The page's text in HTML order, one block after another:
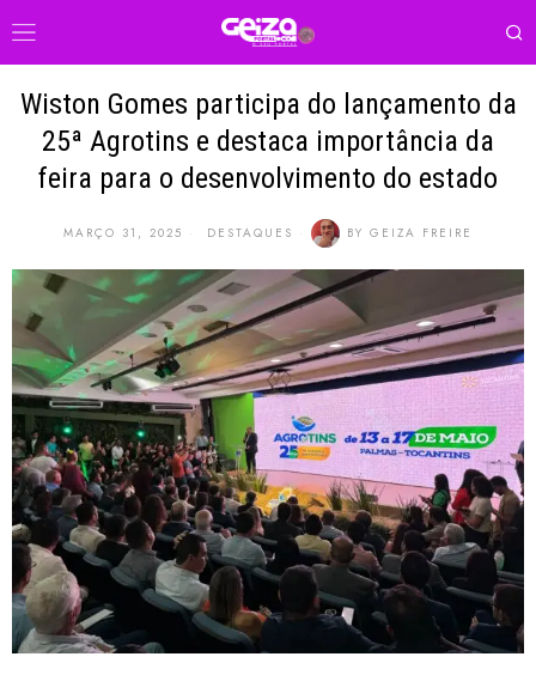
Wiston Gomes participa do lançamento da
25ª Agrotins e destaca importância da
feira para o desenvolvimento do estado
MARÇO 31, 2025 DESTAQUES BY GEIZA FREIRE